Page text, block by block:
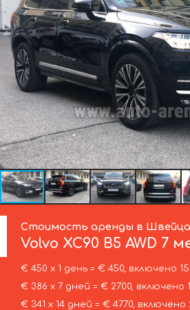
Стоимость аренды в
Volvo XC90 B5 AWD 7
€ 450 х 1 день = € 450, включено
€ 386 х 7 дней = € 2700, включено
€ 341 х 14 дней = € 4770, включено